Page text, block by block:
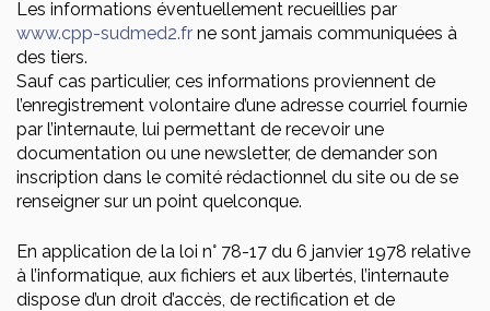
Les informations éventuellement recueillies par
www.cpp-sudmed2.fr ne sont jamais communiquées à
des tiers.
Sauf cas particulier, ces informations proviennent de
l’enregistrement volontaire d’une adresse courriel fournie
par l’internaute, lui permettant de recevoir une
documentation ou une newsletter, de demander son
inscription dans le comité rédactionnel du site ou de se
renseigner sur un point quelconque.
En application de la loi n° 78-17 du 6 janvier 1978 relative
à l’informatique, aux fichiers et aux libertés, l’internaute
dispose d’un droit d’accès, de rectification et de